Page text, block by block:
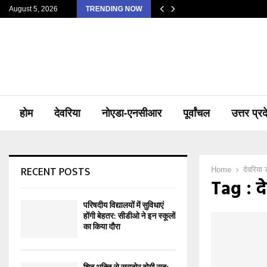
August 5, 2026 TRENDING NOW
होम देवरिया नोएडा-एनसीआर पूर्वांचल उत्तर
Home देवरिया
Tag :
RECENT POSTS
परिषदीय विद्यालयों में सुविधाएं
होंगी बेहतर: सीडीओ ने इन स्कूलों
का किया दौरा